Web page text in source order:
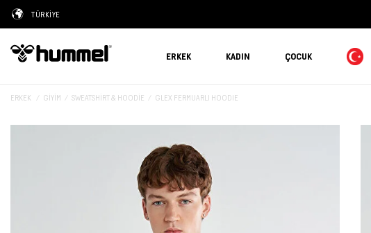
TÜRKİYE
ERKEK KADIN ÇOCUK
ERKEK GIYIM SWEATSHIRT & HOODIE GLEX FERMUARLI HOODIE